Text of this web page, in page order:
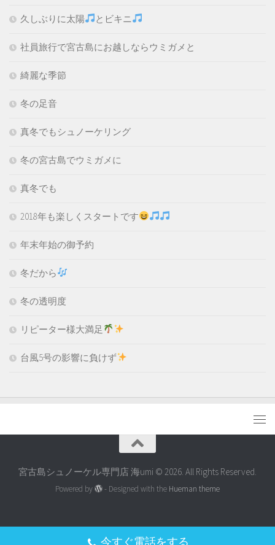
久しぶりに太陽 とビキニ
社員旅行で宮古島にお越しならウミガメと
綺麗な季節
冬の足音
真冬でもシュノーケリング
冬の宮古島でウミガメに
真冬でも
2018年も楽しくスタートです
年末年始の御予約
冬だから
冬の透明度
リピーター様大満足
台風5号の影響に負けず
宮古島シュノーケル専門店 海umi © 2026. All Rights Reserved.
Powered by - Designed with the Hueman theme
今すぐ電話をする